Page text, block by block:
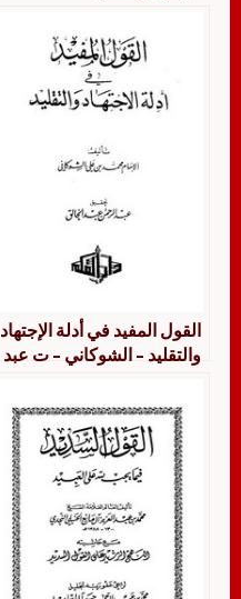
القول المفيد في أدلة الإجتهاد
والتقليد – الشوكاني – ت عبد